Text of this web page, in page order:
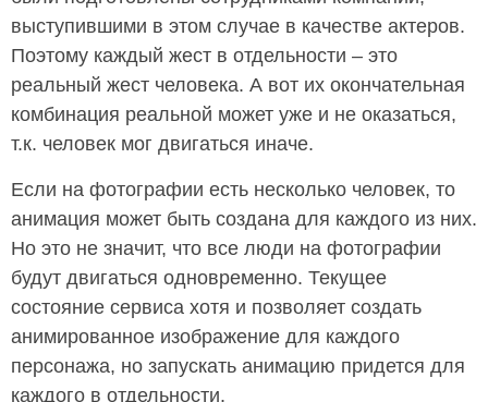
выступившими в этом случае в качестве актеров.
Поэтому каждый жест в отдельности – это
реальный жест человека. А вот их окончательная
комбинация реальной может уже и не оказаться,
т.к. человек мог двигаться иначе.
Если на фотографии есть несколько человек, то
анимация может быть создана для каждого из них.
Но это не значит, что все люди на фотографии
будут двигаться одновременно. Текущее
состояние сервиса хотя и позволяет создать
анимированное изображение для каждого
персонажа, но запускать анимацию придется для
каждого в отдельности.